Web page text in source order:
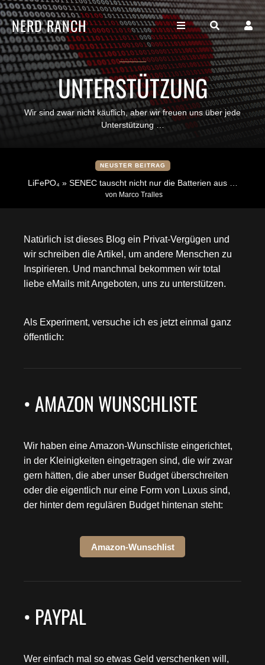
NERD RANCH
UNTERSTÜTZUNG
Wir sind zwar nicht käuflich, aber wir freuen uns über jede
Unterstützung …
NEUSTER BEITRAG
LiFePO₄ » SENEC tauscht nicht nur die Batterien aus …
von Marco Tralles
Natürlich ist dieses Blog ein Privat-Vergügen und
wir schreiben die Artikel, um andere Menschen zu
Inspirieren. Und manchmal bekommen wir total
liebe eMails mit Angeboten, uns zu unterstützen.
Als Experiment, versuche ich es jetzt einmal ganz
öffentlich:
• AMAZON WUNSCHLISTE
Wir haben eine Amazon-Wunschliste eingerichtet,
in der Kleinigkeiten eingetragen sind, die wir zwar
gern hätten, die aber unser Budget überschreiten
oder die eigentlich nur eine Form von Luxus sind,
der hinter dem regulären Budget hintenan steht:
Amazon-Wunschlist
• PAYPAL
Wer einfach mal so etwas Geld verschenken will,